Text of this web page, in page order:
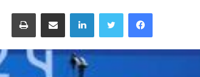
فیسبوک لینکداین